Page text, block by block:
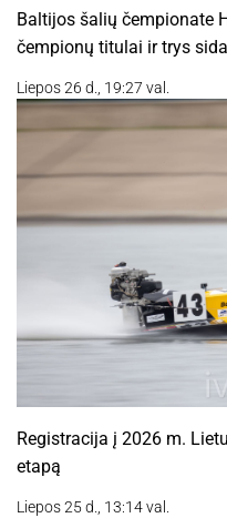
Baltijos šalių čempionate
čempionų titulai ir trys
Liepos 26 d., 19:27 val.
Registracija į 2026 m.
etapą
Liepos 25 d., 13:14 val.